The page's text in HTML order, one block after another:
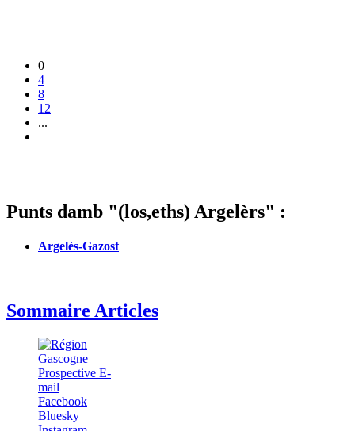
0
4
8
12
...
Punts damb "(los,eths) Argelèrs" :
Argelès-Gazost
Sommaire Articles